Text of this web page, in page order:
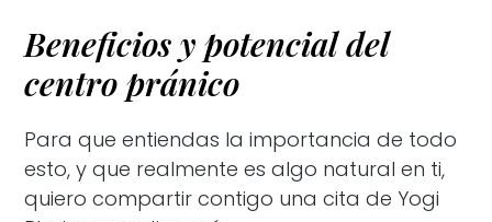
Beneficios y potencial del
centro pránico
Para que entiendas la importancia de todo
esto, y que realmente es algo natural en ti,
quiero compartir contigo una cita de Yogi